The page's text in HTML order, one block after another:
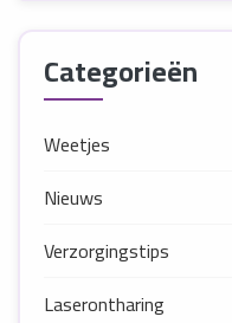
Categorieën
Weetjes
Nieuws
Verzorgingstips
Laserontharing